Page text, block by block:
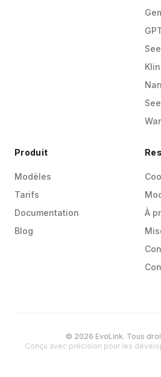
Produit
Modèles
Tarifs
Documentation
Blog
À
© 2026 EvoLink. Tous
Conçu avec précision pour les